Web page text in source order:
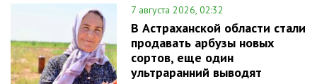
7 августа 2026, 02:32
В Астраханской области стали
продавать арбузы новых
сортов, еще один
ультраранний выводят